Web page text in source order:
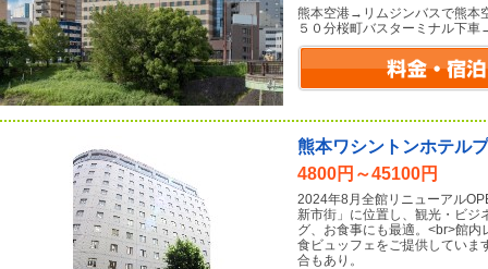
熊本空港→リムジンバスで熊本
５０分桜町バスターミナル下
熊本ワシントンホテル
4800円～45100円
2024年8月全館リニューアル
新市街」に位置し、観光・ビジ
グ、お食事にも最適。<br>館
食ビュッフェをご提供してい
合もあり。